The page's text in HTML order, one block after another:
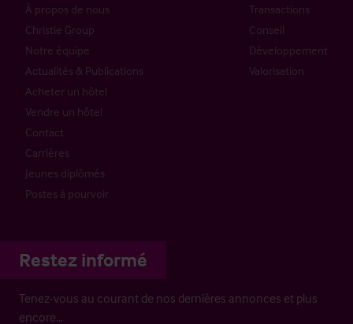
À propos de nous
Christie Group
Notre équipe
Actualités & Publications
Acheter un hôtel
Vendre un hôtel
Contact
Carrières
Jeunes diplômés
Postes à pourvoir
Transactions
Conseil
Développement
Valorisation
Restez informé
Tenez-vous au courant de nos dernières annonces et plus
encore…